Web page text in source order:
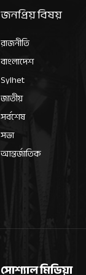
জনপ্রিয় বিষয়
রাজনীতি
বাংলাদেশ
Sylhet
জাতীয়
সর্বশেষ
সভা
আন্তর্জাতিক
সোশ্যাল মিডিয়া